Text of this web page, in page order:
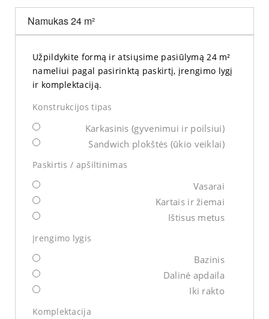
Namukas 24 m²
Užpildykite formą ir atsiųsime pasiūlymą 24 m²
nameliui pagal pasirinktą paskirtį, įrengimo lygį
ir komplektaciją.
Konstrukcijos tipas
Karkasinis (gyvenimui ir poilsiui)
Sandwich plokštės (ūkio veiklai)
Paskirtis / apšiltinimas
Vasarai
Kartais ir žiemai
Ištisus metus
Įrengimo lygis
Bazinis
Dalinė apdaila
Iki rakto
Komplektacija